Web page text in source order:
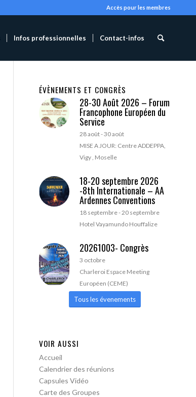
Accès pour les membres
Infos professionnelles Contact-infos
ÉVÈNEMENTS ET CONGRÈS
28-30 Août 2026 – Forum
Francophone Européen du
Service
28 août-30 août
MISE A JOUR: Centre ADDEPPA,
Vigy , Moselle
18-20 septembre 2026
-8th Internationale – AA
Ardennes Conventions
18 septembre-20 septembre
Hotel Vayamundo Houffalize
20261003- Congrès
3 octobre
Charleroi Espace Meeting
Européen (CEME)
Tous les évenements
VOIR AUSSI
Accueil
Calendrier des réunions
Capsules Vidéo
Carte des Groupes